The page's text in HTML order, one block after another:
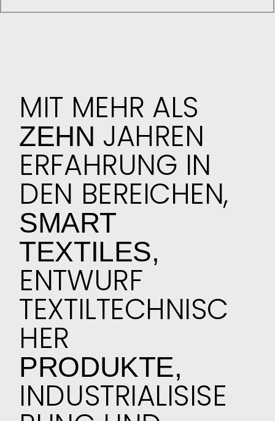
MIT MEHR ALS
ZEHN JAHREN
ERFAHRUNG IN
DEN BEREICHEN,
SMART
TEXTILES,
ENTWURF
TEXTILTECHNISC
HER
PRODUKTE,
INDUSTRIALISISE